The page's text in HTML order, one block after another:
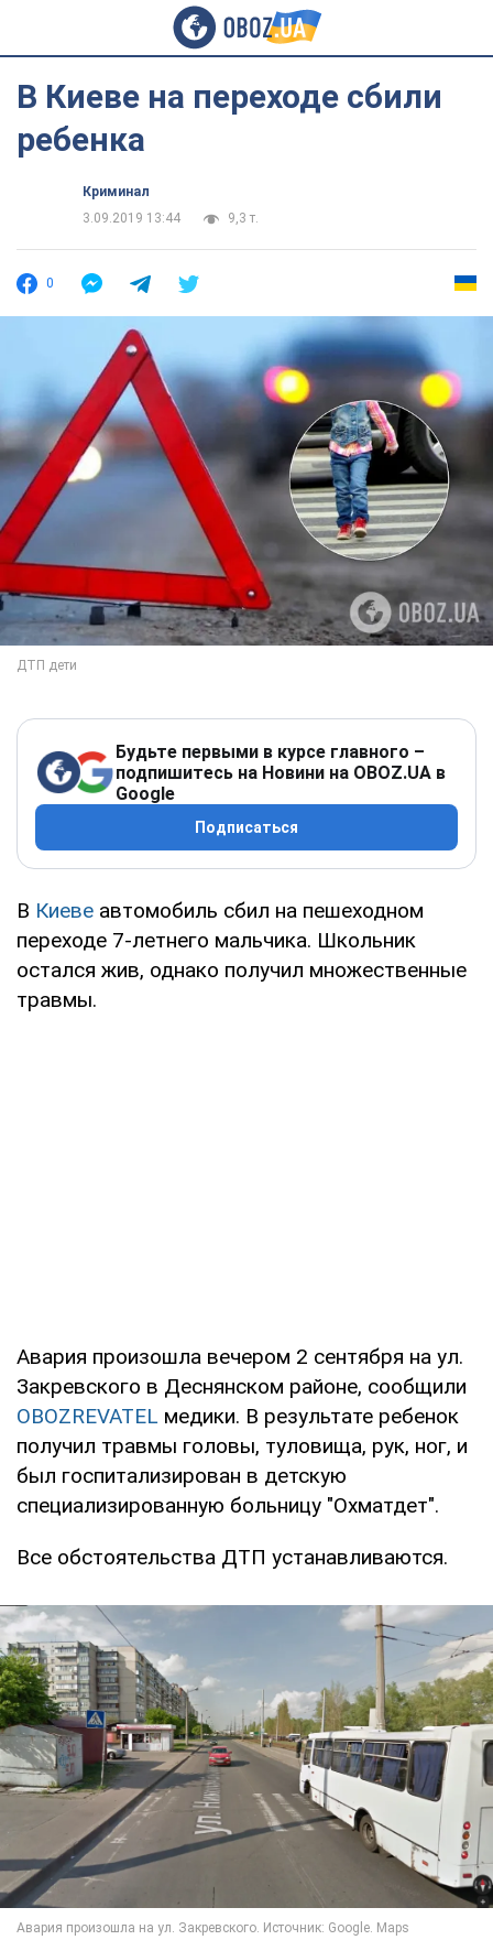
В Киеве на переходе сбили
ребенка
Криминал
3.09.2019 13:44
9,3 т.
0
Будьте первыми в курсе главного –
подпишитесь на Новини на OBOZ.UA в
Google
Подписаться
В Киеве автомобиль сбил на пешеходном
переходе 7-летнего мальчика. Школьник
остался жив, однако получил множественные
травмы.
Авария произошла вечером 2 сентября на ул.
Закревского в Деснянском районе, сообщили
OBOZREVATEL медики. В результате ребенок
получил травмы головы, туловища, рук, ног, и
был госпитализирован в детскую
специализированную больницу "Охматдет".
Все обстоятельства ДТП устанавливаются.